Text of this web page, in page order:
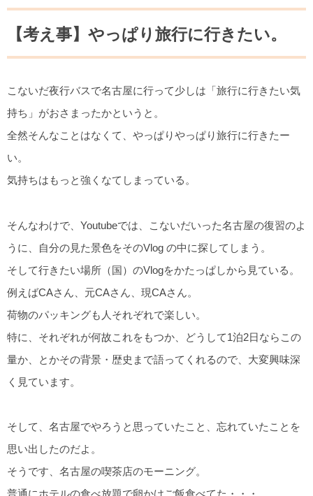
【考え事】やっぱり旅行に行きたい。
こないだ夜行バスで名古屋に行って少しは「旅行に行きたい気
持ち」がおさまったかというと。
全然そんなことはなくて、やっぱりやっぱり旅行に行きたー
い。
気持ちはもっと強くなてしまっている。
そんなわけで、Youtubeでは、こないだいった名古屋の復習のよ
うに、自分の見た景色をそのVlog の中に探してしまう。
そして行きたい場所（国）のVlogをかたっぱしから見ている。
例えばCAさん、元CAさん、現CAさん。
荷物のパッキングも人それぞれで楽しい。
特に、それぞれが何故これをもつか、どうして1泊2日ならこの
量か、とかその背景・歴史まで語ってくれるので、大変興味深
く見ています。
そして、名古屋でやろうと思っていたこと、忘れていたことを
思い出したのだよ。
そうです、名古屋の喫茶店のモーニング。
普通にホテルの食べ放題で卵かけご飯食べてた・・・。